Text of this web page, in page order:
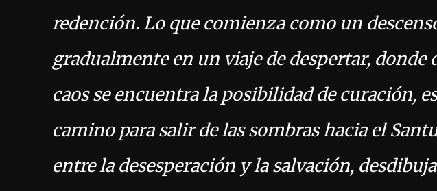
redención. Lo que comienza como un
gradualmente en un viaje de despertar, donde
caos se encuentra la posibilidad de curación,
camino para salir de las sombras hacia el
entre la desesperación y la salvación,